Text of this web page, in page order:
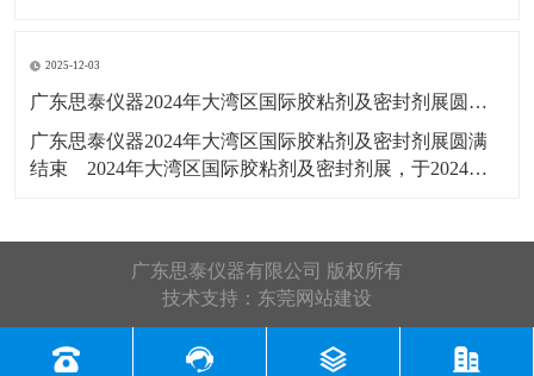
2025-12-03
​广东思泰仪器2024年大湾区国际胶粘剂及密封剂展圆满结束​
​广东思泰仪器2024年大湾区国际胶粘剂及密封剂展圆满
结束​ 2024年大湾区国际胶粘剂及密封剂展，于2024年5
广东思泰仪器有限公司 版权所有
技术支持： 东莞网站建设